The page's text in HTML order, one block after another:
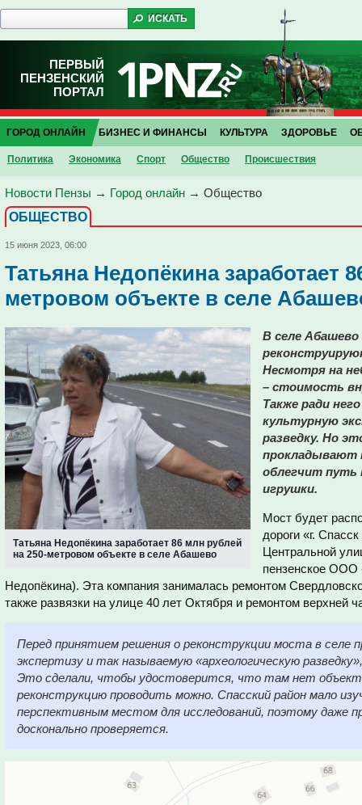
ПЕРВЫЙ
ПЕНЗЕНСКИЙ
ПОРТАЛ
ГОРОД ОНЛАЙН
Политика Экономика Спорт Общество Проиcшествия
БИЗНЕС И ФИНАНСЫ КУЛЬТУРА ЗДОРОВЬЕ
Новости Пензы → Город онлайн → Общество
ОБЩЕСТВО
15 июня 2023, 06:00
Татьяна Недопёкина заработает
метровом объекте в селе
Татьяна Недопёкина заработает 86 млн рублей
на 250-метровом объекте в селе Абашево
В селе Абашево
Несмотря на
– стоимость
Также ради
культурную
разведку. Но
прокладывают
облегчит путь
игрушки.
Мост будет
дороги «г.
Центральной
пензенское ООО
Недопёкина). Эта компания занималась ремонтом
также развязки на улице 40 лет Октября и ремонтом верхней
Перед принятием решения о реконструкции моста в селе
экспертизу и так называемую «археологическую
Это сделали, чтобы удостоверится, что там нет
реконструкцию проводить можно. Спасский район мало
перспективным местом для исследований, поэтому даже
досконально проверяется.